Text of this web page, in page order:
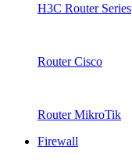
H3C Router Series
Router Cisco
Router MikroTik
Firewall